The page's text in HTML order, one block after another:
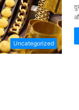
Uncategorized